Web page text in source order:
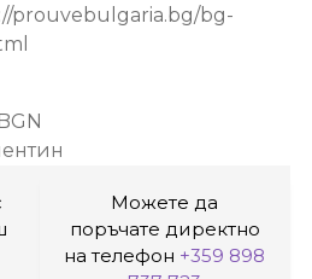
prouvebulgaria.bg/bg-
Можете да
поръчате директно
на телефон +359 898